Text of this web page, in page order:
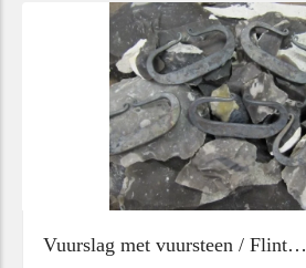
Vuurslag met vuursteen / Flint…